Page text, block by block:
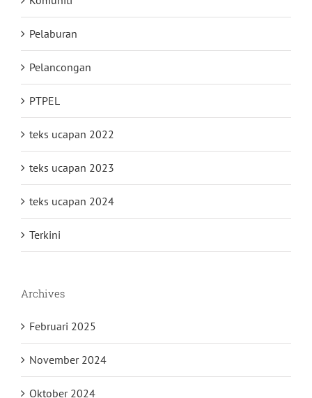
Pelaburan
Pelancongan
PTPEL
teks ucapan 2022
teks ucapan 2023
teks ucapan 2024
Terkini
Archives
Februari 2025
November 2024
Oktober 2024